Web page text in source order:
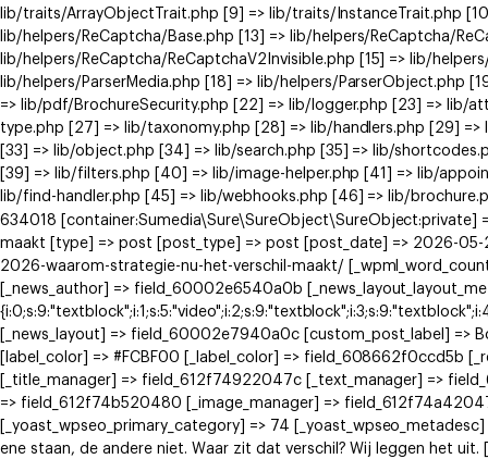
lib/traits/ArrayObjectTrait.php [9] => lib/traits/InstanceTrait.php
lib/helpers/ReCaptcha/Base.php [13] => lib/helpers/ReCaptcha/
lib/helpers/ReCaptcha/ReCaptchaV2Invisible.php [15] => lib/
lib/helpers/ParserMedia.php [18] => lib/helpers/ParserObject.php
=> lib/pdf/BrochureSecurity.php [22] => lib/logger.php [23] => lib/
type.php [27] => lib/taxonomy.php [28] => lib/handlers.php [29]
[33] => lib/object.php [34] => lib/search.php [35] => lib/
[39] => lib/filters.php [40] => lib/image-helper.php [41] => lib/
lib/find-handler.php [45] => lib/webhooks.php [46] => lib/
634018 [container:Sumedia\Sure\SureObject\SureObject:private]
maakt [type] => post [post_type] => post [post_date] => 2026-
2026-waarom-strategie-nu-het-verschil-maakt/
[_news_author] => field_60002e6540a0b
[_news_layout] => field_60002e7940a0c [custom_post_label] =>
[label_color] => #FCBF00 [_label_color] => field_608662f0ccd5b
[_title_manager] => field_612f74922047c [_text_manager] =>
=> field_612f74b520480 [_image_manager] =>
[_yoast_wpseo_primary_category] => 74
ene staan, de andere niet. Waar zit dat verschil? Wij leggen het